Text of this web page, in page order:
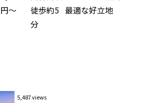
円〜
徒歩約5
分
最適な好立地
5,487 views